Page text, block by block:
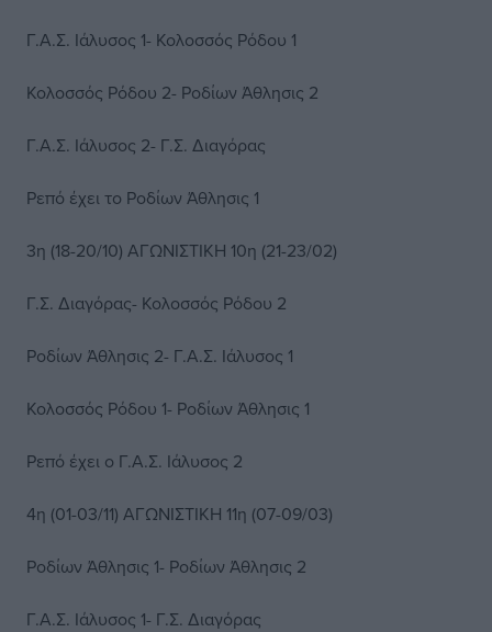
Γ.Α.Σ. Ιάλυσος 1- Κολοσσός Ρόδου 1
Κολοσσός Ρόδου 2- Ροδίων Άθλησις 2
Γ.Α.Σ. Ιάλυσος 2- Γ.Σ. Διαγόρας
Ρεπό έχει το Ροδίων Άθλησις 1
3η (18-20/10) ΑΓΩΝΙΣΤΙΚΗ 10η (21-23/02)
Γ.Σ. Διαγόρας- Κολοσσός Ρόδου 2
Ροδίων Άθλησις 2- Γ.Α.Σ. Ιάλυσος 1
Κολοσσός Ρόδου 1- Ροδίων Άθλησις 1
Ρεπό έχει ο Γ.Α.Σ. Ιάλυσος 2
4η (01-03/11) ΑΓΩΝΙΣΤΙΚΗ 11η (07-09/03)
Ροδίων Άθλησις 1- Ροδίων Άθλησις 2
Γ.Α.Σ. Ιάλυσος 1- Γ.Σ. Διαγόρας